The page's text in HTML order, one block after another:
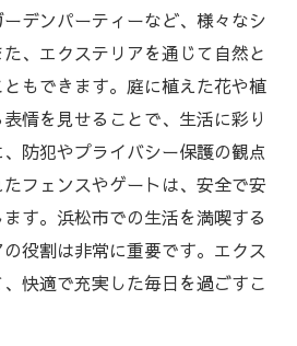
デンパーティーなど、様々なシ
、エクステリアを通じて自然と
もできます。庭に植えた花や植
情を見せることで、生活に彩り
防犯やプライバシー保護の観点
フェンスやゲートは、安全で安
す。浜松市での生活を満喫する
役割は非常に重要です。エクス
快適で充実した毎日を過ごすこ